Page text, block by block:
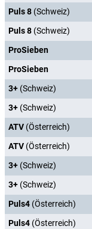
Puls 8 (Schweiz)
Puls 8 (Schweiz)
ProSieben
ProSieben
3+ (Schweiz)
3+ (Schweiz)
ATV (Österreich)
ATV (Österreich)
3+ (Schweiz)
3+ (Schweiz)
Puls4 (Österreich)
Puls4 (Österreich)